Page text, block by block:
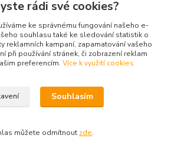
údajů
produktů (GPSR), Regulation (EU)
rádi své cookies?
ke správnému fungování našeho e-
souhlasu také ke sledování statistik o
reklamních kampaní, zapamatování vašeho
při používání stránek, či zobrazení reklam
preferencím. Více k využití cookies
Souhlasím
můžete odmítnout zde.